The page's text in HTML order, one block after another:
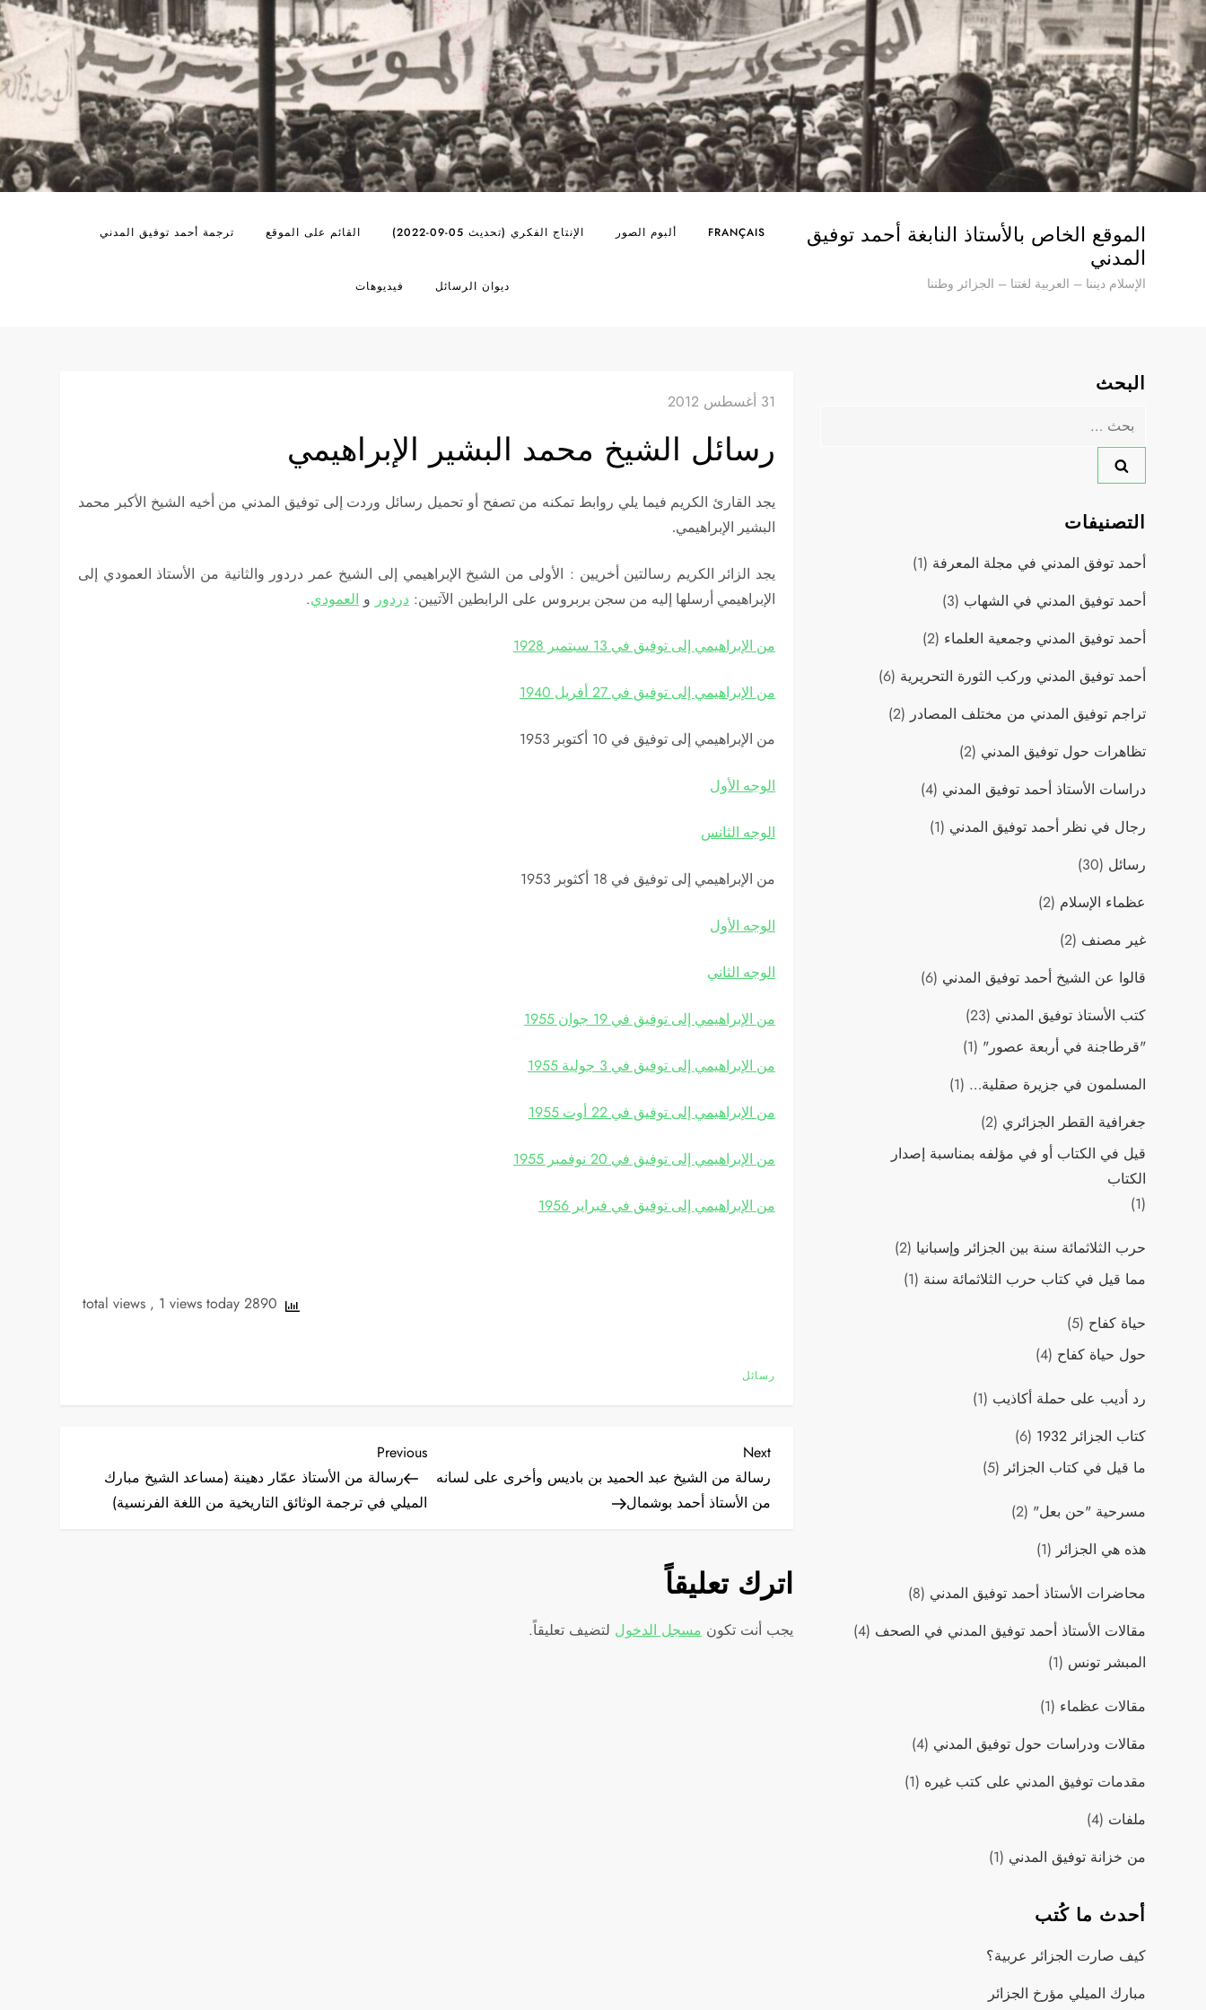
Skip
to
content
الموقع الخاص بالأستاذ النابغة أحمد توفيق
المدني
الإسلام ديننا – العربية لغتنا – الجزائر وطننا
FRANÇAIS ألبوم الصور اﻹنتاج الفكري (تحديث 05-09-2022) القائم على الموقع ترجمة أحمد توفيق المدني
ديوان الرسائل فيديوهات
31 أغسطس 2012
رسائل الشيخ محمد البشير اﻹبراهيمي
يجد القارئ الكريم فيما يلي روابط تمكنه من تصفح أو تحميل رسائل وردت إلى توفيق المدني من أخيه الشيخ اﻷكبر محمد
البشير اﻹبراهيمي.
يجد الزائر الكريم رسالتين أخريين :
اﻷولى من الشيخ اﻹبراهيمي إلى الشيخ عمر دردور والثانية من الأستاذ العمودي إلى
اﻹبراهيمي أرسلها إليه من سجن بربروس على الرابطين اﻵتيين:دردور و العمودي.
من اﻹبراهيمي إلى توفيق في 13 سبتمبر 1928
من اﻹبراهيمي إلى توفيق في27 أفريل 1940
من اﻹبراهيمي إلى توفيق في 10 أكتوبر 1953
الوجه اﻷول
الوجه الثانس
من اﻹبراهيمي إلى توفيق في 18 أكثوبر 1953
الوجه اﻷول
الوجه الثاني
من اﻹبراهيمي إلى توفيق في19 جوان1955
من اﻹبراهيمي إلى توفيق في 3 جولية1955
من اﻹبراهيمي إلى توفيق في 22 أوت1955
من اﻹبراهيمي إلى توفيق في 20 نوفمبر1955
من اﻹبراهيمي إلى توفيق في فبراير1956
, 1 views today
رسائل
ت
ص
ح
ا
Previous
Post
Previous
رسالة من الأستاذ عمّار دهينة (مساعد الشيخ مبارك
الميلي في ترجمة الوثائق التاريخية من اللغة الفرنسية)
Next
Post
Next
رسالة من الشيخ عبد الحميد بن باديس وأخرى على لسانه
من اﻷستاذ أحمد بوشمال
اترك تعليقاً
يجب أنت تكون مسجل الدخول لتضيف تعليقاً.
البحث
عن:
التصنيفات
أحمد توفق المدني في مجلة المعرفة (1)
أحمد توفيق المدني في الشهاب (3)
أحمد توفيق المدني وجمعية العلماء (2)
أحمد توفيق المدني وركب الثورة التحريرية (6)
تراجم توفيق المدني من مختلف المصادر (2)
تظاهرات حول توفيق المدني (2)
دراسات اﻷستاذ أحمد توفيق المدني (4)
رجال في نظر أحمد توفيق المدني (1)
رسائل (30)
عظماء الإسلام (2)
غير مصنف (2)
قالوا عن الشيخ أحمد توفيق المدني (6)
كتب اﻷستاذ توفيق المدني (23)
"قرطاجنة في أربعة عصور" (1)
المسلمون في جزيرة صقلية… (1)
جغرافية القطر الجزائري (2)
قيل في الكتاب أو في مؤلفه بمناسبة إصدار
الكتاب
(1)
حرب الثلاثمائة سنة بين الجزائر وإسبانيا (2)
مما قيل في كتاب حرب الثلاثمائة سنة (1)
حياة كفاح (5)
حول حياة كفاح (4)
رد أديب على حملة أكاذيب (1)
كتاب الجزائر 1932
(6)
ما قيل في كتاب الجزائر (5)
مسرحية "حن بعل" (2)
هذه هي الجزائر (1)
محاضرات اﻷستاذ أحمد توفيق المدني (8)
مقالات اﻷستاذ أحمد توفيق المدني في الصحف (4)
المبشر تونس (1)
مقالات عظماء (1)
مقالات ودراسات حول توفيق المدني (4)
مقدمات توفيق المدني على كتب غيره (1)
ملفات (4)
من خزانة توفيق المدني (1)
أحدث ما كُتب
كيف صارت الجزائر عربية؟
مبارك الميلي مؤرخ الجزائر